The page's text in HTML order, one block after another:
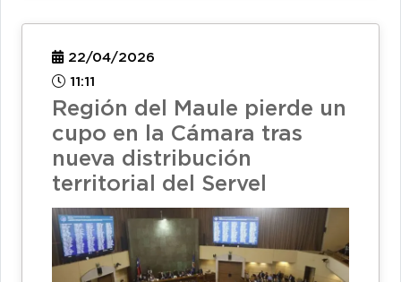
22/04/2026
11:11
Región del Maule pierde un
cupo en la Cámara tras
nueva distribución
territorial del Servel